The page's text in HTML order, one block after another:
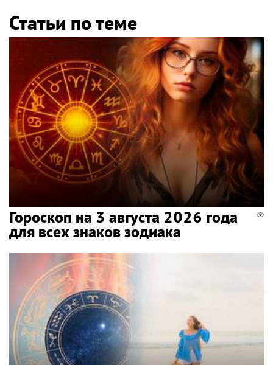
Статьи по теме
Гороскоп на 3 августа 2026 года
для всех знаков зодиака